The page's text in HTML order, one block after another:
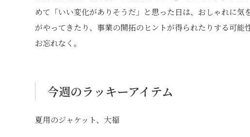
めて「いい変化がありそうだ」と思った日は、おしゃれに
がやってきたり、事業の開拓のヒントが得られたりする可
お忘れなく。
今週のラッキーアイテム
夏用のジャケット、大福